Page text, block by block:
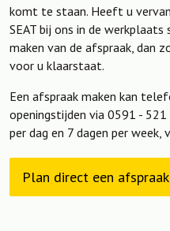
komt te staan. Heeft u
SEAT bij ons in de
maken van de afspraak, dan
voor u klaarstaat.
Een afspraak maken kan
openingstijden via 0591 -
per dag en 7 dagen per week,
Plan direct een